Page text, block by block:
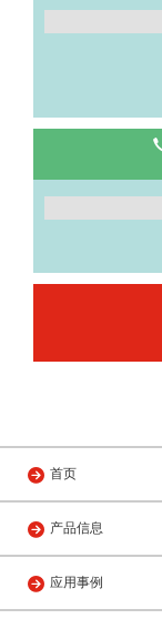
首页
产品信息
应用事例